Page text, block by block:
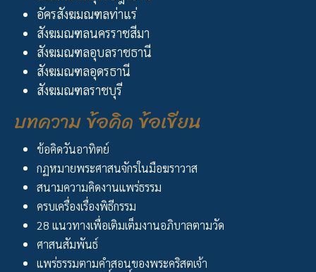
อัครสังฆมณฑลท่าแร่
สังฆมณฑลนครราชสีมา
สังฆมณฑลอุบลราชธานี
สังฆมณฑลอุดรธานี
สังฆมณฑลราชบุรี
บทความ ข้อคิด ข้อเขียน
ข้อคิดวันอาทิตย์
กฏหมายพระศาสนจักรในมือฆราวาส
สนามความคิดงานแพร่ธรรม
ครบเครื่องเรื่องพิธีกรรม
28 แนวทางเพื่อเติมเต็มงานอภิบาลตามวัด
ศาสนสัมพันธ์
แพร่ธรรมตามคำสอนของพระคริสตเจ้า